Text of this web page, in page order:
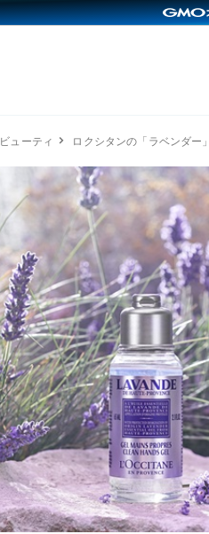
ビューティ ロクシタンの「ラベンダー